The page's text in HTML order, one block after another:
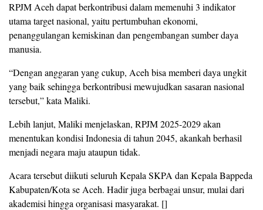
RPJM Aceh dapat berkontribusi dalam memenuhi 3 indikator
utama target nasional, yaitu pertumbuhan ekonomi,
penanggulangan kemiskinan dan pengembangan sumber daya
manusia.
“Dengan anggaran yang cukup, Aceh bisa memberi daya ungkit
yang baik sehingga berkontribusi mewujudkan sasaran nasional
tersebut,” kata Maliki.
Lebih lanjut, Maliki menjelaskan, RPJM 2025-2029 akan
menentukan kondisi Indonesia di tahun 2045, akankah berhasil
menjadi negara maju ataupun tidak.
Acara tersebut diikuti seluruh Kepala SKPA dan Kepala Bappeda
Kabupaten/Kota se Aceh. Hadir juga berbagai unsur, mulai dari
akademisi hingga organisasi masyarakat. []